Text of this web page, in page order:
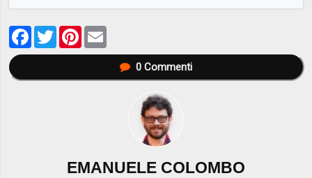
Facebook
TwitterPinterest
0Commenti
EMANUELE COLOMBO